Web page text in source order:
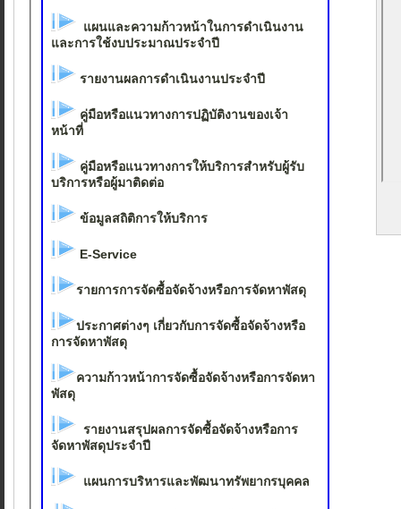
แผนและความก้าวหน้าในการดำเนินงาน
และการใช้งบประมาณประจำปี
รายงานผลการดำเนินงานประจำปี
คู่มือหรือแนวทางการปฏิบัติงานของเจ้า
หน้าที่
คู่มือหรือแนวทางการให้บริการสำหรับผู้รับ
บริการหรือผู้มาติดต่อ
ข้อมูลสถิติการให้บริการ
E-Service
รายการการจัดซื้อจัดจ้างหรือการจัดหาพัสดุ
ประกาศต่างๆ เกี่ยวกับการจัดซื้อจัดจ้างหรือ
การจัดหาพัสดุ
ความก้าวหน้าการจัดซื้อจัดจ้างหรือการจัดหา
พัสดุ
รายงานสรุปผลการจัดซื้อจัดจ้างหรือการ
จัดหาพัสดุประจำปี
แผนการบริหารและพัฒนาทรัพยากรบุคคล